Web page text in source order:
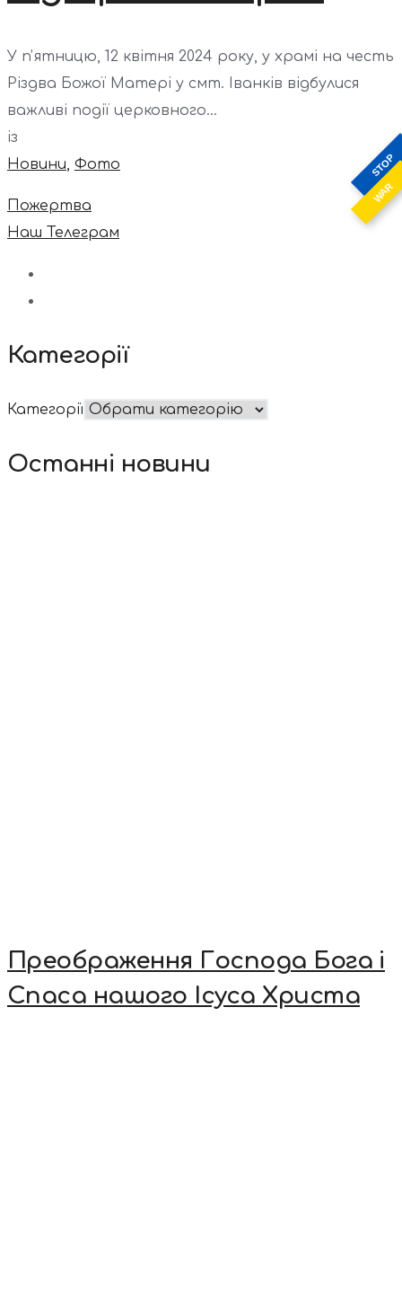
STOP
WAR
У пʼятницю, 12 квітня 2024 року, у храмі на честь
Різдва Божої Матері у смт. Іванків відбулися
важливі події церковного...
із
Новини, Фото
Пожертва
Наш Телеграм
Категорії
Категорії
Останні новини
Преображення Господа Бога і
Спаса нашого Ісуса Христа